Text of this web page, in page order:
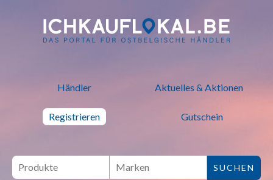
ich kauf lokal - Bei lokalen
Händler Aktuelles & Aktionen
Registrieren Gutschein